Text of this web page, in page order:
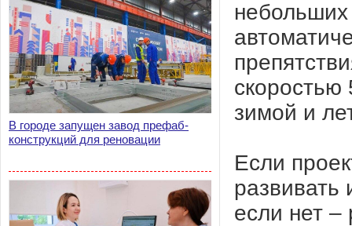
В городе запущен завод префаб-
конструкций для реновации
скоростью
зимой и
Если
развивать
если нет –